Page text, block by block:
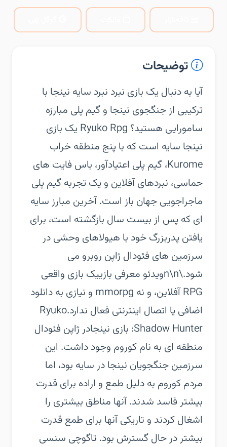
توضیحات
‏‏آیا به دنبال یک بازی نبرد نبرد سایه نینجا با
ترکیبی از جنگجوی نینجا و گیم پلی مبارزه
سامورایی هستید؟ Ryuko Rpg یک بازی
نینجا سایه است که با پنج منطقه خراب
Kurome، گیم پلی اعتیادآور، باس فایت های
حماسی، نبردهای آفلاین و یک تجربه گیم پلی
ماجراجویی جهان باز است. آخرین مبارز سایه
ای که پس از بیست سال بازگشته است، برای
یافتن پدربزرگ خود با هیولاهای وحشی در
سرزمین های فئودال ژاپن روبرو می
شود.\n\nویدئو معرفی بازی‏یک بازی واقعی
RPG آفلاین، و نه mmorpg و نیازی به دانلود
اضافی یا اتصال اینترنتی فعال ندارد.‏Ryuko
Shadow Hunter: بازی نینجا‏در ژاپن فئودال
منطقه ای به نام کوروم وجود داشت. این
سرزمین جنگجویان نینجا در سایه بود، اما
مردم کوروم به دلیل طمع و اراده برای قدرت
بیشتر فاسد شدند. آنها مناطق بیشتری را
اشغال کردند و تاریکی آنها برای طمع قدرت
بیشتر در حال گسترش بود. تاگوچی سنسی